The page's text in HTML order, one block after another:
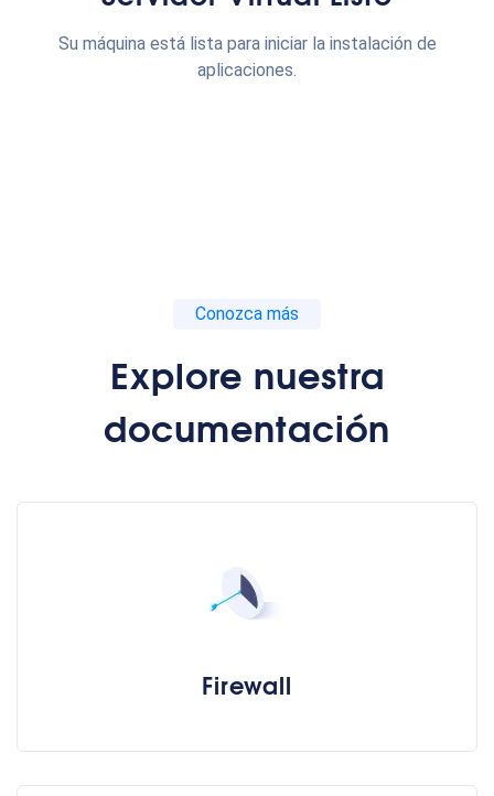
Su máquina está lista para iniciar la instalación de
aplicaciones.
Conozca más
Explore nuestra
documentación
Firewall